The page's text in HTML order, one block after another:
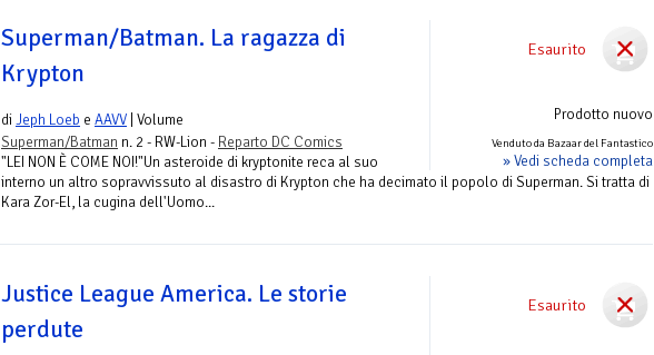
Esaurito
Prodotto nuovo
Venduto da Bazaar del Fantastico
» Vedi scheda completa
Superman/Batman. La ragazza di
Krypton
diJeph Loeb e AAVV | Volume
Superman/Batman n. 2 - RW-Lion - Reparto DC Comics
"LEI NON È COME NOI!"Un asteroide di kryptonite reca al suo
interno un altro sopravvissuto al disastro di Krypton che ha decimato il popolo di Superman. Si tratta di
Kara Zor-El, la cugina dell'Uomo...
Esaurito
Justice League America. Le storie
perdute